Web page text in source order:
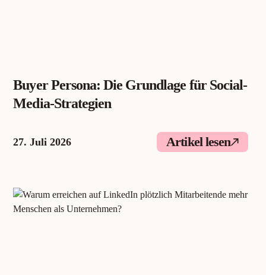
Buyer Persona: Die Grundlage für Social-
Media-Strategien
27. Juli 2026 Artikel lesen